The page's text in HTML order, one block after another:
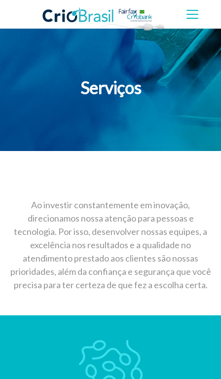
Serviços
Ao investir constantemente em inovação,
direcionamos nossa atenção para pessoas e
tecnologia. Por isso, desenvolver nossas equipes, a
excelência nos resultados e a qualidade no
atendimento prestado aos clientes são nossas
prioridades, além da confiança e segurança que você
precisa para ter certeza de que fez a escolha certa.